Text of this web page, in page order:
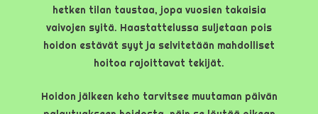
hetken tilan taustaa, jopa vuosien takaisia
vaivojen syitä. Haastattelussa suljetaan pois
hoidon estävät syyt ja selvitetään mahdolliset
hoitoa rajoittavat tekijät.
Hoidon jälkeen keho tarvitsee muutaman päivän